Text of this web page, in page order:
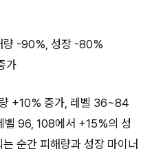
량 -90%, 성장 -80%
가
+10% 증가, 레벨 36~84
벨 96, 108에서 +15%의 성
순간 피해량과 성장 마이너